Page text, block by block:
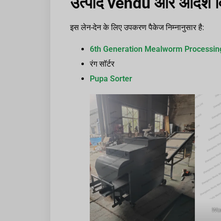
इस लेन-देन के लिए उपकरण पैकेज निम्नानुसार है:
6th Generation Mealworm
रंग सॉर्टर
Pupa Sorter